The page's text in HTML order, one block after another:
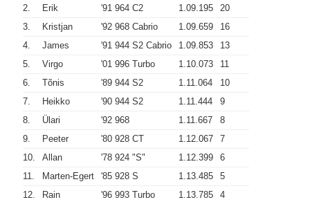
2.
Erik '91 964 C2 1.09.195
20
3.
Kristjan '92 968 Cabrio 1.09.659
16
4.
James '91 944 S2 Cabrio 1.09.853
13
5.
Virgo '01 996 Turbo 1.10.073
11
6.
Tõnis '89 944 S2 1.11.064
10
7.
Heikko '90 944 S2 1.11.444
9
8.
Ülari '92 968 1.11.667
8
9.
Peeter '80 928 CT 1.12.067
7
10.
Allan '78 924 "S" 1.12.399
6
11.
Marten-Egert '85 928 S 1.13.485
5
12.
Rain '96 993 Turbo 1.13.785 4